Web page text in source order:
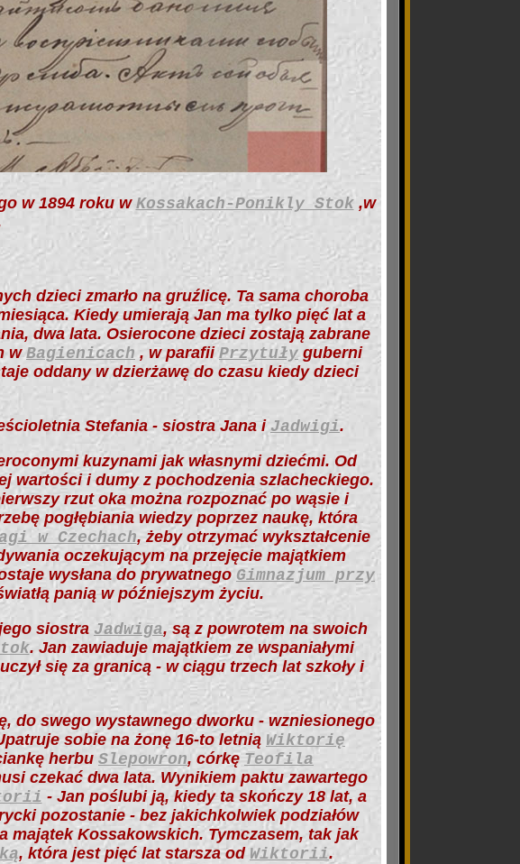
w 1894 roku w Kossakach-Ponikly Stok,w
dzieci zmarło na gruźlicę. Ta sama choroba
Kiedy umierają Jan ma tylko pięć lat a
dwa lata. Osierocone dzieci zostają zabrane
wBagienicach , w parafiiPrzytułyguberni
oddany w dzierżawę do czasu kiedy dzieci
Stefania- siostra Jana iJadwigi.
kuzynami jak własnymi dziećmi. Od
wartości i dumy z pochodzenia szlacheckiego.
rzut oka można rozpoznać po wąsie i
pogłębiania wiedzy poprzez naukę, która
w Czechach, żeby otrzymać wykształcenie
oczekującym na przejęcie majątkiem
wysłana do prywatnego Gimnazjum przy
panią w późniejszym życiu.
siostra Jadwiga, są z powrotem na swoich
. Jan zawiaduje majątkiem ze wspaniałymi
się za granicą - w ciągu trzech lat szkoły i
do swego wystawnego dworku - wzniesionego
sobie na żonę 16-to letnią Wiktorię
herbu Slepowron, córkę Teofila
czekać dwa lata. Wynikiem paktu zawartego
- Jan poślubi ją, kiedy ta skończy 18 lat, a
pozostanie - bez jakichkolwiek podziałów
majątek Kossakowskich. Tymczasem, tak jak
, która jest pięć lat starsza od Wiktorii.